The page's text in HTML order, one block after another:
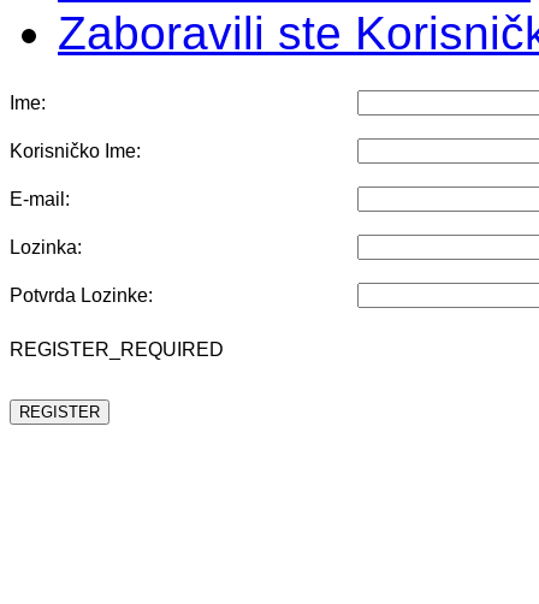
Zaboravili ste
Ime:
Korisničko Ime:
E-mail:
Lozinka:
Potvrda Lozinke:
REGISTER_REQUIRED
REGISTER